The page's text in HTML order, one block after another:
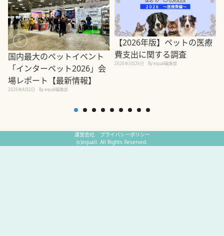
国内最大のペットイベント
「インターペット2026」会
場レポート【最新情報】
2026年4月2日 By equall編集部
【2026年版】ペットの医療
費支出に関する調査
2026年3月26日 By equall編集部
運営会社
プライバシーポリシー
(c)equall. All Rights Reserved.